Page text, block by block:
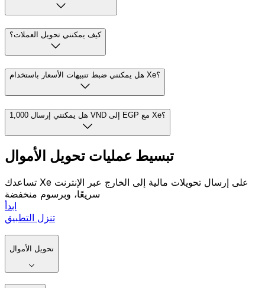
كيف يمكنني تحويل العملات؟
هل يمكنني ضبط تنبيهات الأسعار باستخدام Xe؟
هل يمكنني إرسال 1,000 VND إلى EGP مع Xe؟
تبسيط عمليات تحويل الأموال
تساعدك Xe على إرسال تحويلات مالية إلى الخارج عبر الإنترنت
سريعًا، وبرسوم منخفضة
ابدأ
تنزل التطبيق
تحويل الأموال